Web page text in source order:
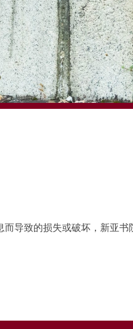
导致的损失或破坏，新亚书